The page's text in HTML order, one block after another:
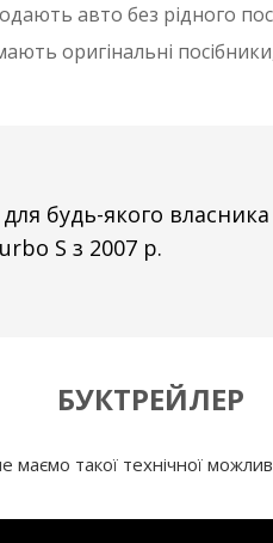
авто без рідного
оригінальні
будь-якого
S з 2007 р.
БУКТРЕЙЛЕР
такої технічної